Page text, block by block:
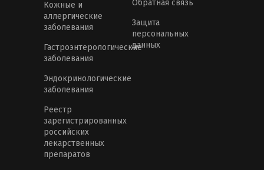
Кожные и
аллергические
заболевания
Гастроэнтерологические
заболевания
Эндокринологические
заболевания
Реестр
зарегистрированных
российских
лекарственных
препаратов
Обратная связь
Защита
персональных
данных